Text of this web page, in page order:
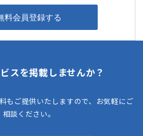
スを掲載しませんか？
もご提供いたしますので、お気軽にご
相談ください。